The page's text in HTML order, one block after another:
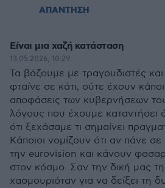
ΑΠΑΝΤΗΣΗ
Είναι μια χαζή κατάσταση
13.05.2026, 10:29
Τα βάζουμε με τραγουδιστές
φταίνε σε κάτι, ούτε έχουν
αποφάσεις των κυβερνήσεων
λόγους που έχουμε καταντήσει
ότι ξεχάσαμε τι σημαίνει
Κάποιοι νομίζουν ότι αν πάνε
την eurovision και κάνουν
στον κόσμο. Σαν την δική μας
χασμουριόταν για να δείξει τη